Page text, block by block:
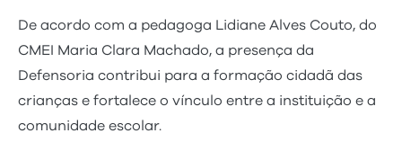
De acordo com a pedagoga Lidiane Alves Couto, do
CMEI Maria Clara Machado, a presença da
Defensoria contribui para a formação cidadã das
crianças e fortalece o vínculo entre a instituição e a
comunidade escolar.